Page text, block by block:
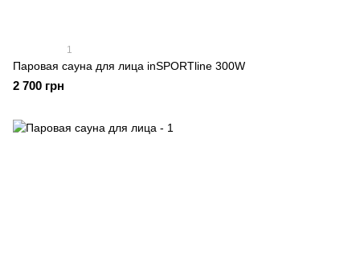
1
Паровая сауна для лица inSPORTline 300W
2 700 грн